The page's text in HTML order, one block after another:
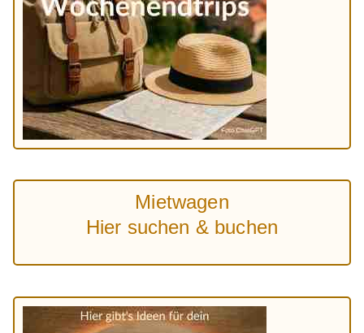
Mietwagen
Hier suchen & buchen